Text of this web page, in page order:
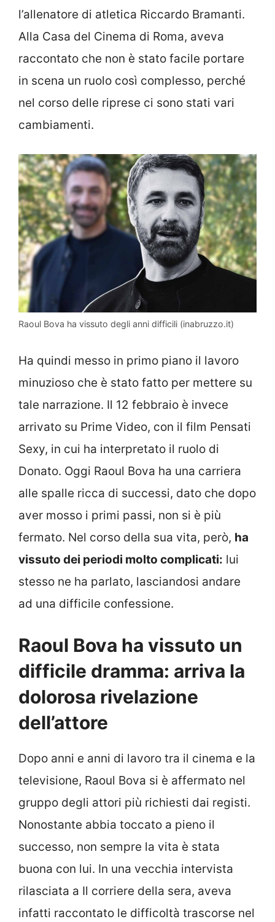
l’allenatore di atletica Riccardo Bramanti.
Alla Casa del Cinema di Roma, aveva
raccontato che non è stato facile portare
in scena un ruolo così complesso, perché
nel corso delle riprese ci sono stati vari
cambiamenti.
Raoul Bova ha vissuto degli anni difficili (inabruzzo.it)
Ha quindi messo in primo piano il lavoro
minuzioso che è stato fatto per mettere su
tale narrazione. Il 12 febbraio è invece
arrivato su Prime Video, con il film Pensati
Sexy, in cui ha interpretato il ruolo di
Donato. Oggi Raoul Bova ha una carriera
alle spalle ricca di successi, dato che dopo
aver mosso i primi passi, non si è più
fermato. Nel corso della sua vita, però, ha
vissuto dei periodi molto complicati: lui
stesso ne ha parlato, lasciandosi andare
ad una difficile confessione.
Raoul Bova ha vissuto un
difficile dramma: arriva la
dolorosa rivelazione
dell’attore
Dopo anni e anni di lavoro tra il cinema e la
televisione, Raoul Bova si è affermato nel
gruppo degli attori più richiesti dai registi.
Nonostante abbia toccato a pieno il
successo, non sempre la vita è stata
buona con lui. In una vecchia intervista
rilasciata a Il corriere della sera, aveva
infatti raccontato le difficoltà trascorse nel